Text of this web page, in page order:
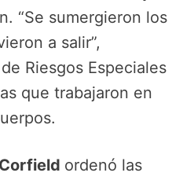
“Se sumergieron los
a salir”,
Riesgos Especiales
que trabajaron en
ordenó las